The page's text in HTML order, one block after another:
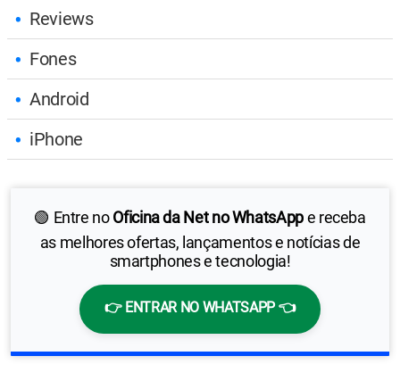
Reviews
Fones
Android
iPhone
🟢 Entre noOficina da Net no WhatsAppe receba
as melhores ofertas, lançamentos e notícias de
smartphones e tecnologia!
👉 ENTRAR NO WHATSAPP 👈